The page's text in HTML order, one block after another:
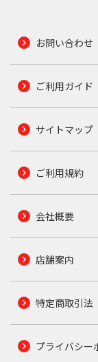
お問い合わせ
ご利用ガイド
サイトマップ
ご利用規約
会社概要
店舗案内
特定商取引法
プライバシー